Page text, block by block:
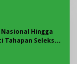
Hingga
Seleksi